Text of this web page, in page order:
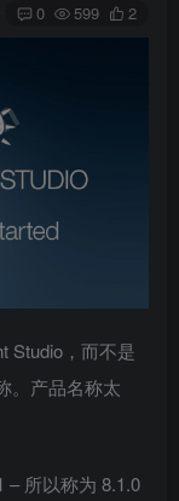
0 599 2
Studio，而不是
。产品名称太
– 所以称为 8.1.0